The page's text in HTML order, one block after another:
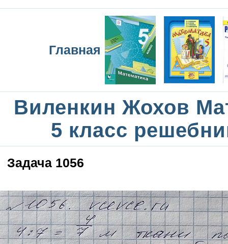
Главная
Виленкин Жохов
5 класс
Задача 1056